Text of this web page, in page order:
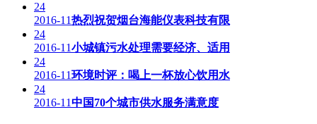
24
2016-11热烈祝贺烟台海能仪表科技有限
24
2016-11小城镇污水处理需要经济、适用
24
2016-11环境时评：喝上一杯放心饮用水
24
2016-11中国70个城市供水服务满意度